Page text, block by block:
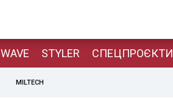
WAVE STYLER СПЕЦПРОЄКТИ
MILTECH